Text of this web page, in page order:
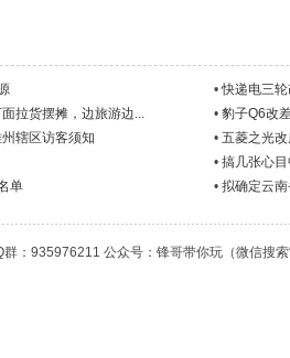
•快递电三轮
拉货摆摊，边旅游边... • 豹子Q6改
辖区访客须知 • 五菱之光
• 搞几张心
单 • 拟确定云
：935976211 公众号：锋哥带你玩（微信搜索“